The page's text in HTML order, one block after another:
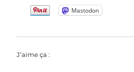
Mastodon
J’aime ça :